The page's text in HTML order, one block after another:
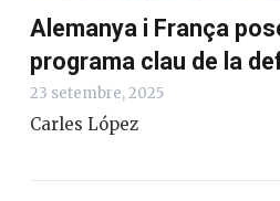
Alemanya i França
programa clau de la
23 setembre, 2025
Carles López